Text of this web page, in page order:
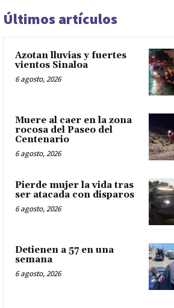
Últimos artículos
Azotan lluvias y fuertes
vientos Sinaloa
6 agosto, 2026
Muere al caer en la zona
rocosa del Paseo del
Centenario
6 agosto, 2026
Pierde mujer la vida tras
ser atacada con disparos
6 agosto, 2026
Detienen a 57 en una
semana
6 agosto, 2026